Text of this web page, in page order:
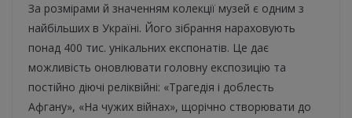
За розмірами й значенням колекції музей є одним з
найбільших в Україні. Його зібрання нараховують
понад 400 тис. унікальних експонатів. Це дає
можливість оновлювати головну експозицію та
постійно діючі реліквійні: «Трагедія і доблесть
Афгану», «На чужих війнах», щорічно створювати до